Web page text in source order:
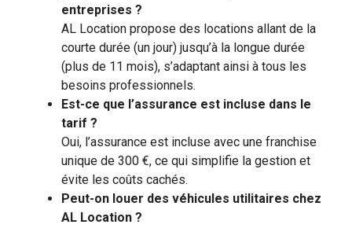
entreprises ?
AL Location propose des locations allant de la
courte durée (un jour) jusqu’à la longue durée
(plus de 11 mois), s’adaptant ainsi à tous les
besoins professionnels.
Est-ce que l’assurance est incluse dans le
tarif ?
Oui, l’assurance est incluse avec une franchise
unique de 300 €, ce qui simplifie la gestion et
évite les coûts cachés.
Peut-on louer des véhicules utilitaires chez
AL Location ?